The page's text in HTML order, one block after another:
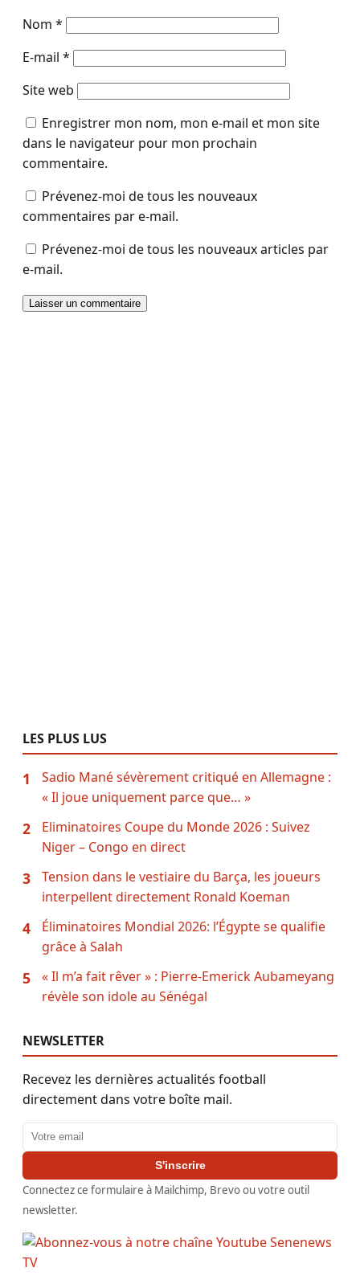
Nom *
E-mail *
Site web
Enregistrer mon nom, mon e-mail et mon site
dans le navigateur pour mon prochain
commentaire.
Prévenez-moi de tous les nouveaux
commentaires par e-mail.
Prévenez-moi de tous les nouveaux articles par
e-mail.
LES PLUS LUS
1
Sadio Mané sévèrement critiqué en Allemagne :
« Il joue uniquement parce que… »
2
Eliminatoires Coupe du Monde 2026 : Suivez
Niger – Congo en direct
3
Tension dans le vestiaire du Barça, les joueurs
interpellent directement Ronald Koeman
4
Éliminatoires Mondial 2026: l’Égypte se qualifie
grâce à Salah
5
« Il m’a fait rêver » : Pierre-Emerick Aubameyang
révèle son idole au Sénégal
NEWSLETTER
Recevez les dernières actualités football
directement dans votre boîte mail.
Adresse email
S'inscrire
Connectez ce formulaire à Mailchimp, Brevo ou votre outil
newsletter.